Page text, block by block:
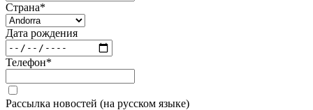
Страна*
Дата рождения
Телефон*
Рассылка новостей (на русском языке)